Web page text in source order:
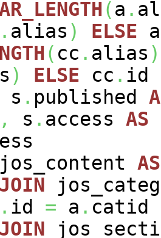
(a .
. alias ) ELSE a
( cc . alias )
) ELSE cc . id
s . published
, s . access AS
AS
JOIN
. id = a . catid
JOIN